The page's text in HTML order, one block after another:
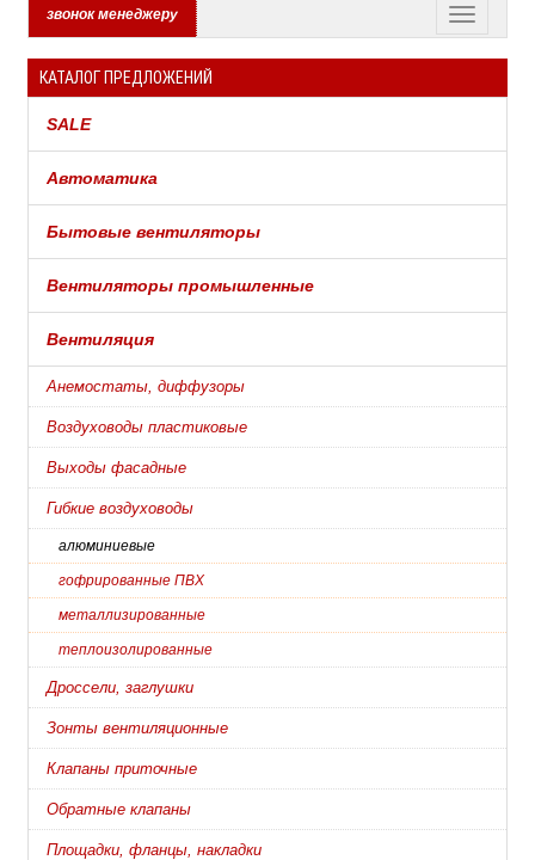
звонок менеджеру
КАТАЛОГ ПРЕДЛОЖЕНИЙ
SALE
Автоматика
Бытовые вентиляторы
Вентиляторы промышленные
Вентиляция
Анемостаты, диффузоры
Воздуховоды пластиковые
Выходы фасадные
Гибкие воздуховоды
алюминиевые
гофрированные ПВХ
металлизированные
теплоизолированные
Дроссели, заглушки
Зонты вентиляционные
Клапаны приточные
Обратные клапаны
Площадки, фланцы, накладки